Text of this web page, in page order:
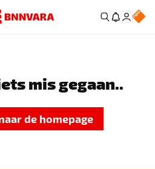
mis gegaan..
de homepage